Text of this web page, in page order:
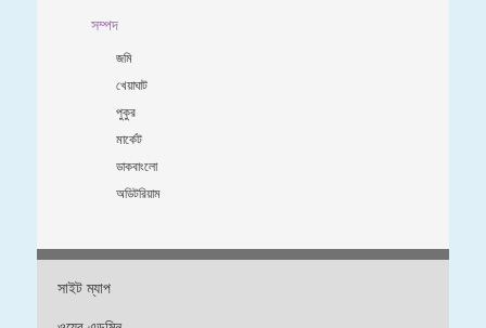
সম্পদ
জমি
খেয়াঘাট
পুকুর
মার্কেট
ডাকবাংলো
অডিটরিয়াম
সাইট ম্যাপ